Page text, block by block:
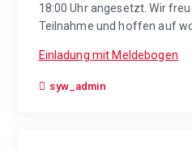
18:00 Uhr angesetzt. Wir
Teilnahme und hoffen auf
Einladung mit Meldebogen
syw_admin